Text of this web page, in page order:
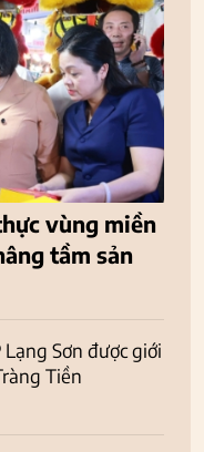
vùng miền
tầm sản
Lạng Sơn được giới
Tiền